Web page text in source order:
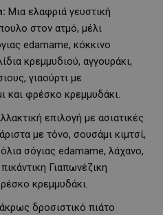
: Μια ελαφριά γευστική
στον ατμό, μέλι
edamame, κόκκινο
κρεμμυδιού, αγγουράκι,
γιαούρτι με
και φρέσκο κρεμμυδάκι.
επιλογή με ασιατικές
με τόνο, σουσάμι κιμτσί,
σόγιας edamame, λάχανο,
Γιαπωνέζικη
κρεμμυδάκι.
δροσιστικό πιάτο